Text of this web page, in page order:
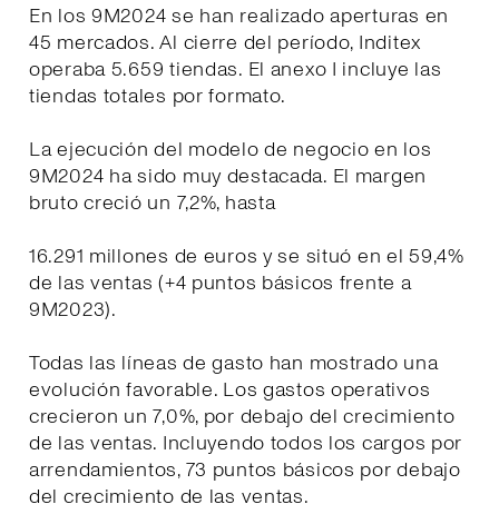
En los 9M2024 se han realizado aperturas en
45 mercados. Al cierre del período, Inditex
operaba 5.659 tiendas. El anexo I incluye las
tiendas totales por formato.
La ejecución del modelo de negocio en los
9M2024 ha sido muy destacada. El margen
bruto creció un 7,2%, hasta
16.291 millones de euros y se situó en el 59,4%
de las ventas (+4 puntos básicos frente a
9M2023).
Todas las líneas de gasto han mostrado una
evolución favorable. Los gastos operativos
crecieron un 7,0%, por debajo del crecimiento
de las ventas. Incluyendo todos los cargos por
arrendamientos, 73 puntos básicos por debajo
del crecimiento de las ventas.